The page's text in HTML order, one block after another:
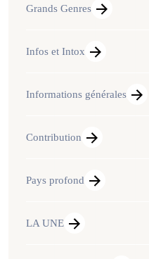
Grands Genres
Infos et Intox
Informations générales
Contribution
Pays profond
LA UNE